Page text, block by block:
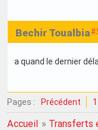
Bechir Toualbia
a quand le dernier
Pages : Précédent 1
Accueil » Transferts